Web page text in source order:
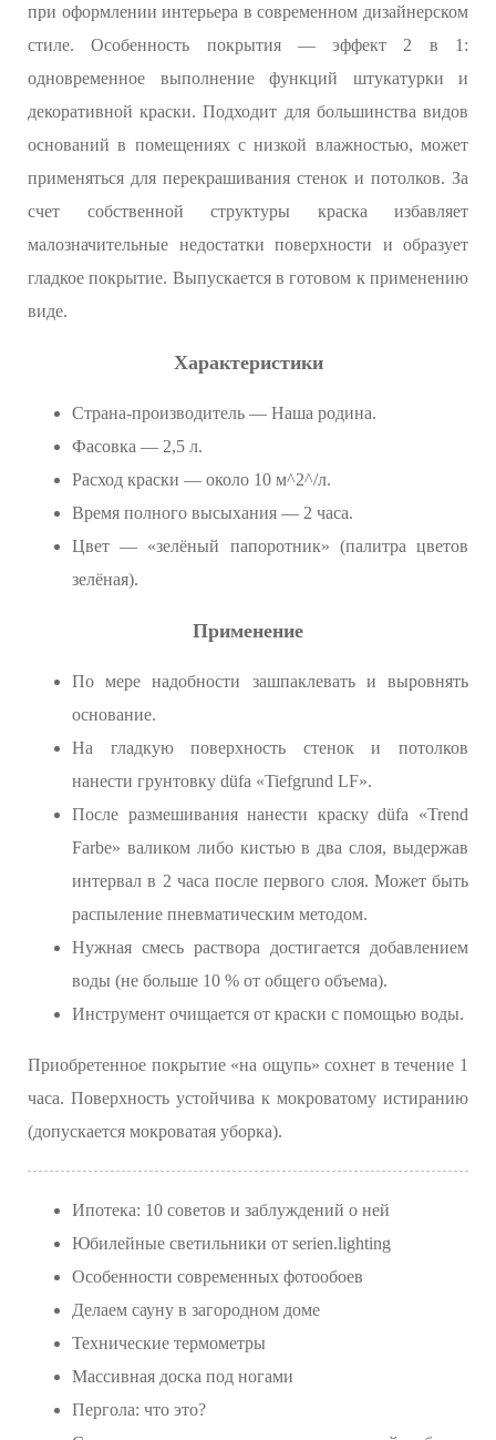
при оформлении интерьера в современном дизайнерском
стиле. Особенность покрытия — эффект 2 в 1:
одновременное выполнение функций штукатурки и
декоративной краски. Подходит для большинства видов
оснований в помещениях с низкой влажностью, может
применяться для перекрашивания стенок и потолков. За
счет собственной структуры краска избавляет
малозначительные недостатки поверхности и образует
гладкое покрытие. Выпускается в готовом к применению
виде.
Характеристики
Страна-производитель — Наша родина.
Фасовка — 2,5 л.
Расход краски — около 10 м^2^/л.
Время полного высыхания — 2 часа.
Цвет — «зелёный папоротник» (палитра цветов
зелёная).
Применение
По мере надобности зашпаклевать и выровнять
основание.
На гладкую поверхность стенок и потолков
нанести грунтовку düfa «Tiefgrund LF».
После размешивания нанести краску düfa «Trend
Farbe» валиком либо кистью в два слоя, выдержав
интервал в 2 часа после первого слоя. Может быть
распыление пневматическим методом.
Нужная смесь раствора достигается добавлением
воды (не больше 10 % от общего объема).
Инструмент очищается от краски с помощью воды.
Приобретенное покрытие «на ощупь» сохнет в течение 1
часа. Поверхность устойчива к мокроватому истиранию
(допускается мокроватая уборка).
Ипотека: 10 советов и заблуждений о ней
Юбилейные светильники от serien.lighting
Особенности современных фотообоев
Делаем сауну в загородном доме
Технические термометры
Массивная доска под ногами
Пергола: что это?